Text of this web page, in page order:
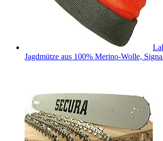
Jagdmütze aus 100% Merino-Wolle,